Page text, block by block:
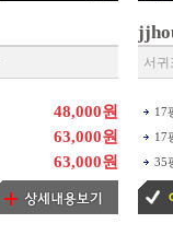
48,000원
63,000원
63,000원
서귀
17
17
35